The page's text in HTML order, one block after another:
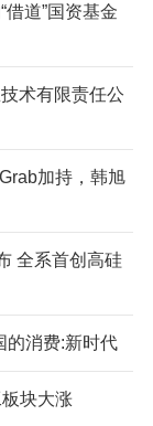
借道”国资基金
术有限责任公
加持，韩旭
全系首创高硅
的消费:新时代
块大涨